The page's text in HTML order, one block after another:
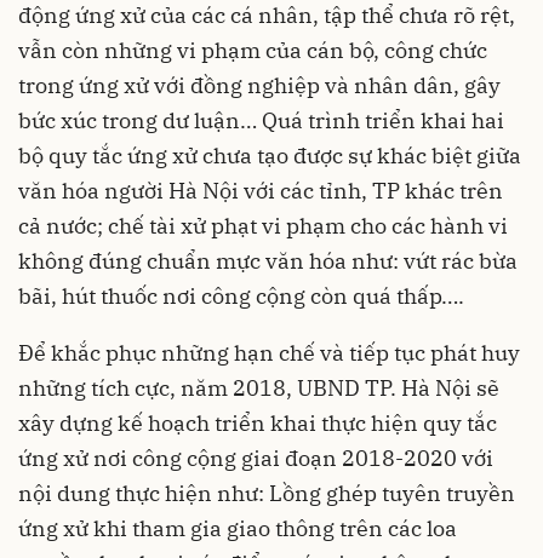
động ứng xử của các cá nhân, tập thể chưa rõ rệt,
vẫn còn những vi phạm của cán bộ, công chức
trong ứng xử với đồng nghiệp và nhân dân, gây
bức xúc trong dư luận… Quá trình triển khai hai
bộ quy tắc ứng xử chưa tạo được sự khác biệt giữa
văn hóa người Hà Nội với các tỉnh, TP khác trên
cả nước; chế tài xử phạt vi phạm cho các hành vi
không đúng chuẩn mực văn hóa như: vứt rác bừa
bãi, hút thuốc nơi công cộng còn quá thấp….
Để khắc phục những hạn chế và tiếp tục phát huy
những tích cực, năm 2018, UBND TP. Hà Nội sẽ
xây dựng kế hoạch triển khai thực hiện quy tắc
ứng xử nơi công cộng giai đoạn 2018-2020 với
nội dung thực hiện như: Lồng ghép tuyên truyền
ứng xử khi tham gia giao thông trên các loa